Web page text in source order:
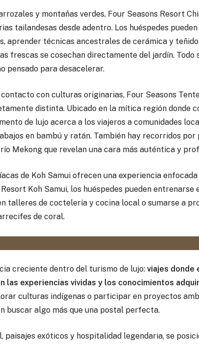
y montañas verdes, Four Seasons Resort
tailandesas desde adentro. Los huéspedes
aprender técnicas ancestrales de cerámica y
frescas se cosechan directamente del jardín. Todo
pensado para desacelerar.
con culturas originarias, Four Seasons
distinta. Ubicado en la mítica región donde
de lujo acerca a los viajeros a comunidades
en bambú y ratán. También hay recorridos por
Mekong que revelan una cara más auténtica y
de Koh Samui ofrecen una experiencia
Koh Samui, los huéspedes pueden
talleres de coctelería y cocina local o sumarse a
de coral.
creciente dentro del turismo de lujo: viajes donde
las experiencias vividas y los conocimientos
culturas indígenas o participar en proyectos
buscar algo más que una postal perfecta.
paisajes exóticos y hospitalidad legendaria, se